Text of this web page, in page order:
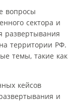
вопросы
сектора и
развертывания
территории РФ.
темы, такие как
кейсов
и